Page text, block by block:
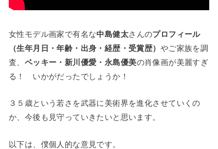
女性モデル画家で有名な中島健太さんのプロフィール
（生年月日・年齢・出身・経歴・受賞歴） やご家族を調
査、 ベッキー・新川優愛・永島優美の肖像画が美麗すぎ
る！ いかがだったでしょうか！
３５歳という若さを武器に美術界を進化させていくの
か、今後も見守っていきたいと思います。
以下は、僕個人的な意見です。